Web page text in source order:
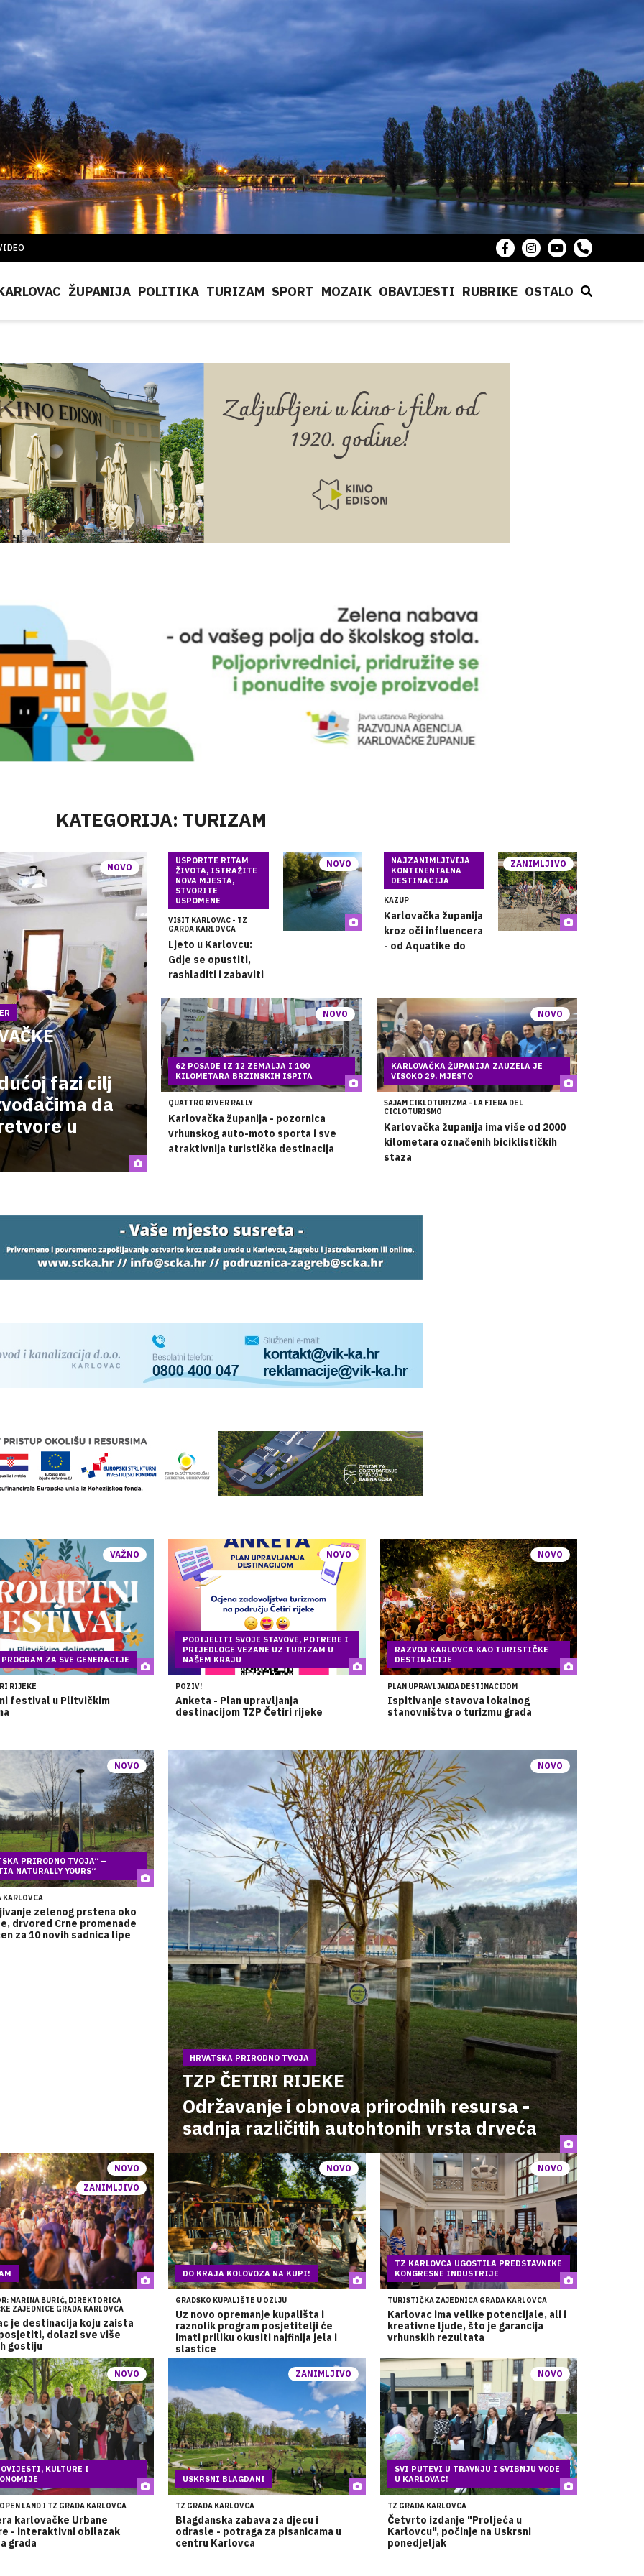
ŽUPANIJA POLITIKA TURIZAM SPORT MOZAIK OBAVIJESTI RUBRIKE OSTALO
KATEGORIJA: TURIZAM
NOVO
fazi cilj
da
u
USPORITE RITAM
ŽIVOTA, ISTRAŽITE
NOVA MJESTA,
STVORITE
USPOMENE
VISIT KARLOVAC - TZ
GARDA KARLOVCA
Ljeto u Karlovcu:
Gdje se opustiti,
rashladiti i zabaviti
NOVO
NAJZANIMLJIVIJA
KONTINENTALNA
DESTINACIJA
KAZUP
Karlovačka županija
kroz oči influencera
- od Aquatike do
ZANIMLJIVO
NOVO
62 POSADE IZ 12 ZEMALJA I 100
KILOMETARA BRZINSKIH ISPITA
QUATTRO RIVER RALLY
Karlovačka županija - pozornica
vrhunskog auto-moto sporta i sve
atraktivnija turistička destinacija
NOVO
KARLOVAČKA ŽUPANIJA ZAUZELA JE
VISOKO 29. MJESTO
SAJAM CIKLOTURIZMA - LA FIERA DEL
CICLOTURISMO
Karlovačka županija ima više od 2000
kilometara označenih biciklističkih
staza
VAŽNO
ZA SVE GENERACIJE
RIJEKE
festival u Plitvičkim
NOVO
PODIJELITI SVOJE STAVOVE, POTREBE I
PRIJEDLOGE VEZANE UZ TURIZAM U
NAŠEM KRAJU
POZIV!
Anketa - Plan upravljanja
destinacijom TZP Četiri rijeke
NOVO
RAZVOJ KARLOVCA KAO TURISTIČKE
DESTINACIJE
PLAN UPRAVLJANJA DESTINACIJOM
Ispitivanje stavova lokalnog
stanovništva o turizmu grada
NOVO
PRIRODNO TVOJA“ –
NATURALLY YOURS“
KARLOVCA
zelenog prstena oko
drvored Crne promenade
za 10 novih sadnica lipe
NOVO
HRVATSKA PRIRODNO TVOJA
TZP ČETIRI RIJEKE
Održavanje i obnova prirodnih resursa -
sadnja različitih autohtonih vrsta drveća
NOVO
ZANIMLJIVO
MARINA BURIĆ, DIREKTORICA
ZAJEDNICE GRADA KARLOVCA
je destinacija koju zaista
dolazi sve više
gostiju
NOVO
DO KRAJA KOLOVOZA NA KUPI!
GRADSKO KUPALIŠTE U OZLJU
Uz novo opremanje kupališta i
raznolik program posjetitelji će
imati priliku okusiti najfinija jela i
slastice
NOVO
TZ KARLOVCA UGOSTILA PREDSTAVNIKE
KONGRESNE INDUSTRIJE
TURISTIČKA ZAJEDNICA GRADA KARLOVCA
Karlovac ima velike potencijale, ali i
kreativne ljude, što je garancija
vrhunskih rezultata
NOVO
KULTURE I
LAND I TZ GRADA KARLOVCA
karlovačke Urbane
- interaktivni obilazak
grada
ZANIMLJIVO
USKRSNI BLAGDANI
TZ GRADA KARLOVCA
Blagdanska zabava za djecu i
odrasle - potraga za pisanicama u
centru Karlovca
NOVO
SVI PUTEVI U TRAVNJU I SVIBNJU VODE
U KARLOVAC!
TZ GRADA KARLOVCA
Četvrto izdanje "Proljeća u
Karlovcu", počinje na Uskrsni
ponedjeljak